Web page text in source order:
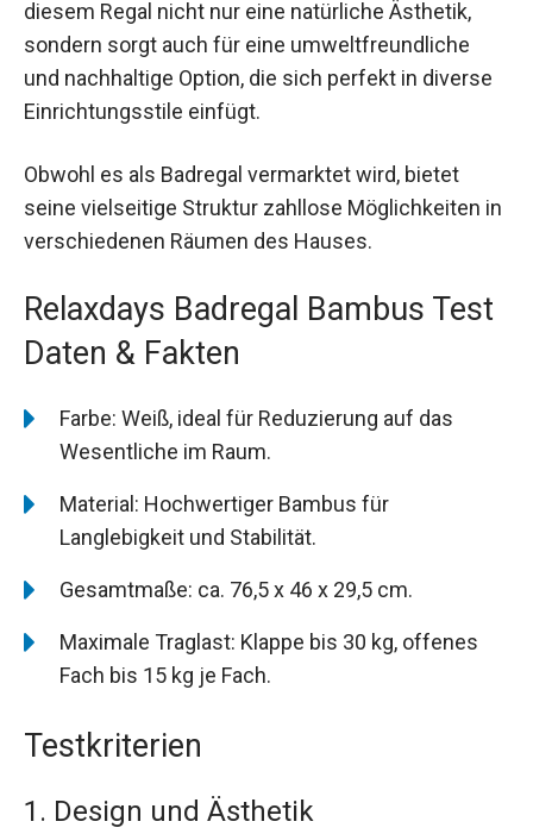
diesem Regal nicht nur eine natürliche Ästhetik,
sondern sorgt auch für eine umweltfreundliche
und nachhaltige Option, die sich perfekt in diverse
Einrichtungsstile einfügt.
Obwohl es als Badregal vermarktet wird, bietet
seine vielseitige Struktur zahllose Möglichkeiten in
verschiedenen Räumen des Hauses.
Relaxdays Badregal Bambus Test
Daten & Fakten
Farbe: Weiß, ideal für Reduzierung auf das
Wesentliche im Raum.
Material: Hochwertiger Bambus für
Langlebigkeit und Stabilität.
Gesamtmaße: ca. 76,5 x 46 x 29,5 cm.
Maximale Traglast: Klappe bis 30 kg, offenes
Fach bis 15 kg je Fach.
Testkriterien
1. Design und Ästhetik